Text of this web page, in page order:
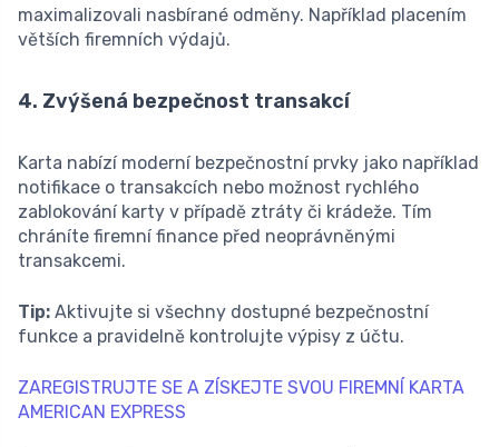
maximalizovali nasbírané odměny. Například placením
větších firemních výdajů.
4. Zvýšená bezpečnost transakcí
Karta nabízí moderní bezpečnostní prvky jako například
notifikace o transakcích nebo možnost rychlého
zablokování karty v případě ztráty či krádeže. Tím
chráníte firemní finance před neoprávněnými
transakcemi.
Tip: Aktivujte si všechny dostupné bezpečnostní
funkce a pravidelně kontrolujte výpisy z účtu.
ZAREGISTRUJTE SE A ZÍSKEJTE SVOU FIREMNÍ KARTA
AMERICAN EXPRESS